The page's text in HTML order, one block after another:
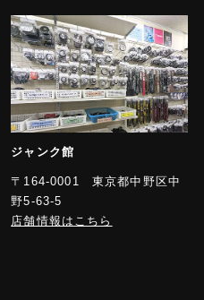
ジャンク館
〒164-0001 東京都中野区中
野5-63-5
店舗情報はこちら